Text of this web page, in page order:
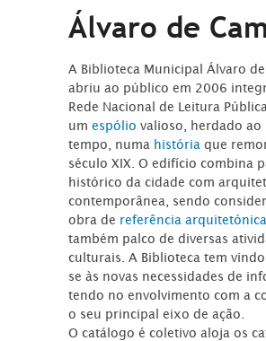
Álvaro de
A Biblioteca Municipal Álvaro
abriu ao público em 2006
Rede Nacional de Leitura
umespóliovalioso, herdado ao
tempo, numa história que
século XIX. O edifício combina
histórico da cidade com
contemporânea, sendo
obra de referência arquitetónica
também palco de diversas
culturais. A Biblioteca tem
se às novas necessidades de
tendo no envolvimento com a
o seu principal eixo de ação.
O catálogo é coletivo aloja os